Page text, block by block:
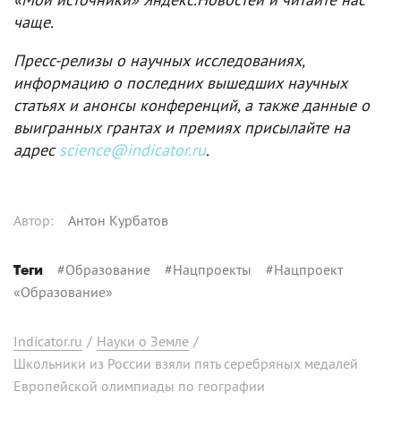
чаще.
Пресс-релизы о научных исследованиях,
информацию о последних вышедших научных
статьях и анонсы конференций, а также данные о
выигранных грантах и премиях присылайте на
адресscience@indicator.ru.
Автор: Антон Курбатов
Теги #Образование #Нацпроекты #Нацпроект
«Образование»
Indicator.ru / Науки о Земле /
Школьники из России взяли пять серебряных медалей
Европейской олимпиады по географии